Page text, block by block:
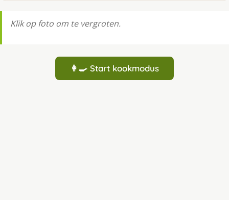
Klik op foto om te vergroten.
👩‍🍳 Start kookmodus